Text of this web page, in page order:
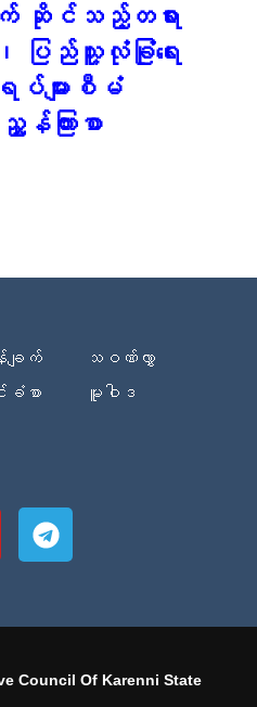
ဆိုင်သည့်တရား
၊ ပြည်သူ့လုံခြုံရေး
များစီမံ
ြားစာ
ချက်
သဝဏ်လွှာ
စာ
မူဝါဒ
Council Of Karenni State